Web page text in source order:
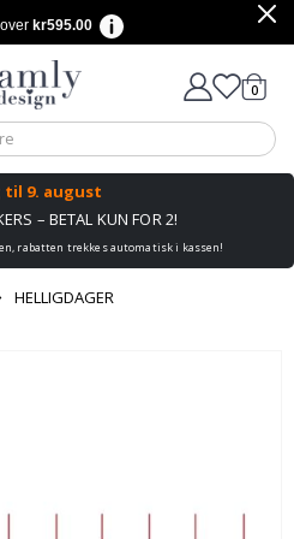
kr595.00
stemmer 0varer
til 9. august
– BETAL KUN FOR 2!
rabatten trekkes automatisk i kassen!
HELLIGDAGER